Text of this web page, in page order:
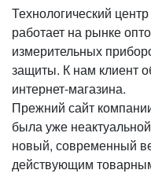
Технологический
работает на рынке
измерительных
защиты. К нам клиент
интернет-магазина.
Прежний сайт
была уже
новый, современный
действующим